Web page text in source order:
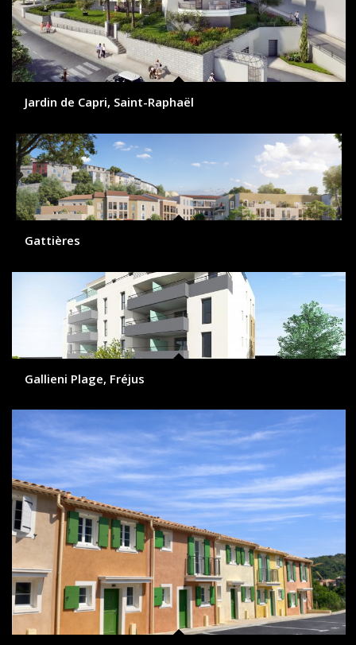
Jardin de Capri, Saint-Raphaël
Gattières
Gallieni Plage, Fréjus